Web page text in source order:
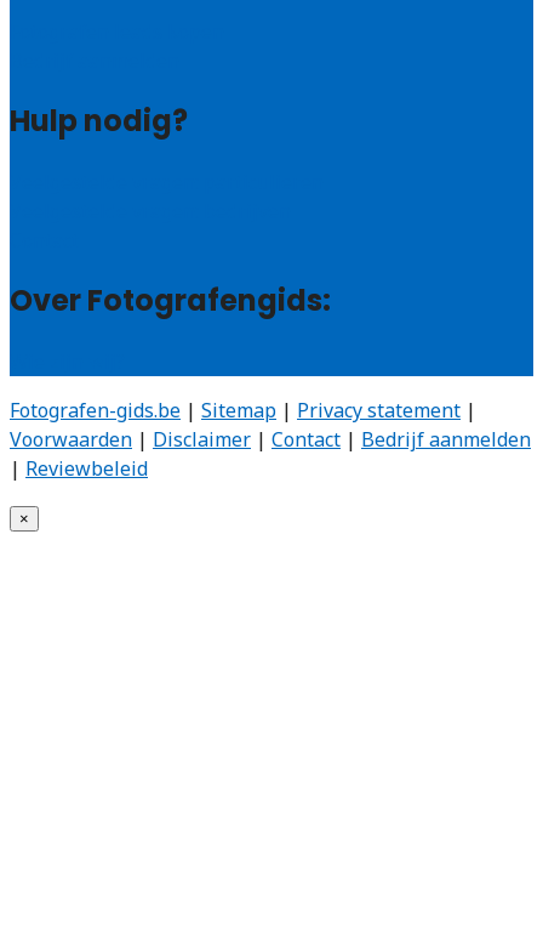
Hulp nodig?
Over Fotografengids:
Fotografen-gids.be | Sitemap | Privacy statement |
Voorwaarden | Disclaimer | Contact | Bedrijf aanmelden
| Reviewbeleid
×